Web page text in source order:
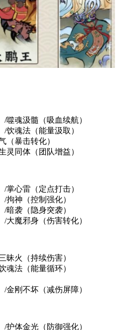
噬魂汲髓（吸血续航）
饮魂法（能量汲取）
（暴击转化）
灵同体（团队增益）
掌心雷（定点打击）
拘神（控制强化）
暗袭（隐身突袭）
大魔邪身（伤害转化）
昧火（持续伤害）
魂法（能量循环）
金刚不坏（减伤屏障）
护体金光（防御强化）